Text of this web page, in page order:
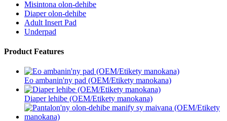
Misintona olon-dehibe
Diaper olon-dehibe
Adult Insert Pad
Underpad
Product Features
Eo ambanin'ny pad (OEM/Etikety manokana)
Diaper lehibe (OEM/Etikety manokana)